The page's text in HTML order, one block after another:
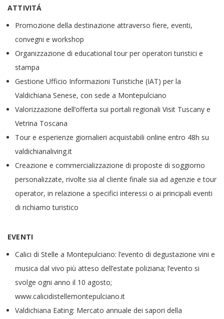
ATTIVITÁ
Promozione della destinazione attraverso fiere, eventi,
convegni e workshop
Organizzazione di educational tour per operatori turistici e
stampa
Gestione Ufficio Informazioni Turistiche (IAT) per la
Valdichiana Senese, con sede a Montepulciano
Valorizzazione dell’offerta sui portali regionali Visit Tuscany e
Vetrina Toscana
Tour e esperienze giornalieri acquistabili online entro 48h su
valdichianaliving.it
Creazione e commercializzazione di proposte di soggiorno
personalizzate, rivolte sia al cliente finale sia ad agenzie e tour
operator, in relazione a specifici interessi o ai principali eventi
di richiamo turistico
EVENTI
Calici di Stelle a Montepulciano: l’evento di degustazione vini e
musica dal vivo più atteso dell’estate poliziana; l’evento si
svolge ogni anno il 10 agosto;
www.calicidistellemontepulciano.it
Valdichiana Eating: Mercato annuale dei sapori della